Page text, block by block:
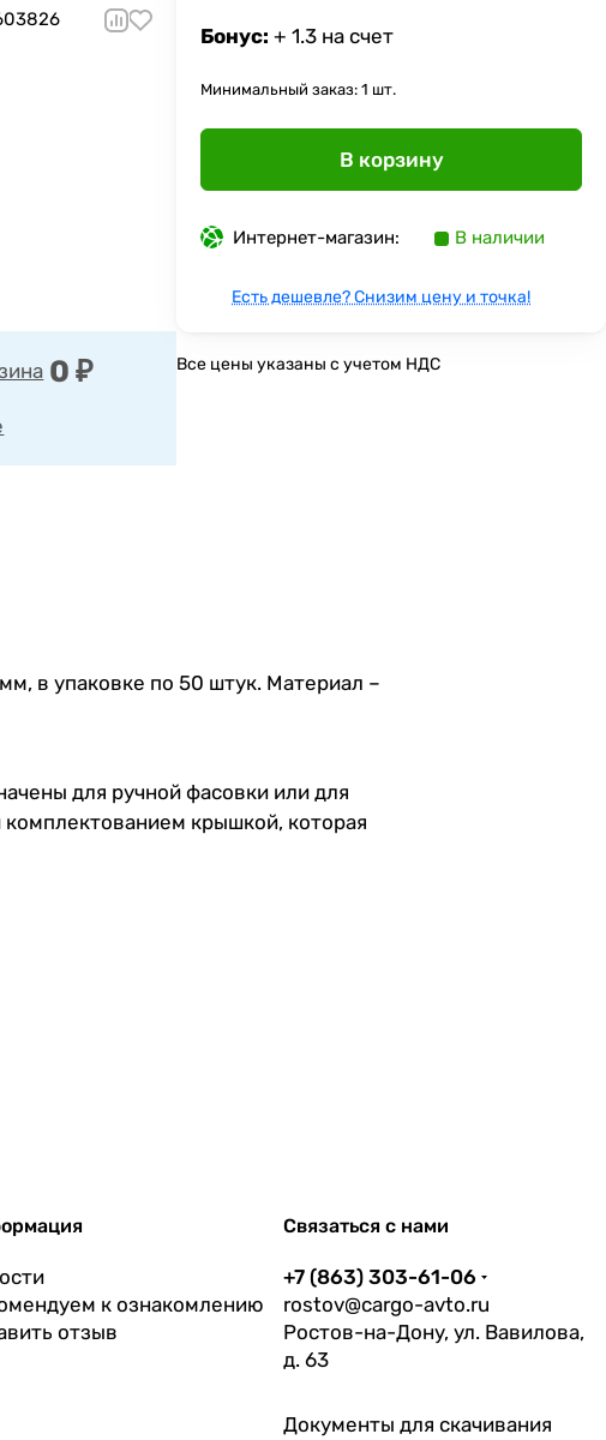
0 ₽
Бонус: + 1.3 на счет
Минимальный заказ: 1 шт.
В корзину
Интернет-магазин: В наличии
Есть дешевле? Снизим цену и точка!
Все цены указаны с учетом НДС
в упаковке по 50 штук. Материал –
для ручной фасовки или для
комплектованием крышкой, которая
к ознакомлению
отзыв
Связаться с нами
+7 (863) 303-61-06
rostov@cargo-avto.ru
Ростов-на-Дону, ул. Вавилова,
д. 63
Документы для скачивания